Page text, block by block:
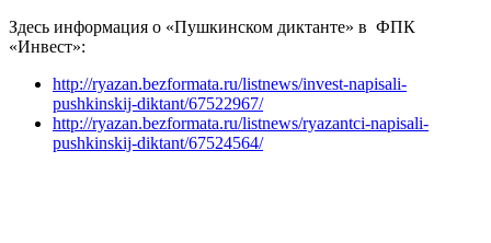
Здесь информация о «Пушкинском диктанте» в ФПК
«Инвест»:
http://ryazan.bezformata.ru/listnews/invest-napisali-
pushkinskij-diktant/67522967/
http://ryazan.bezformata.ru/listnews/ryazantci-napisali-
pushkinskij-diktant/67524564/